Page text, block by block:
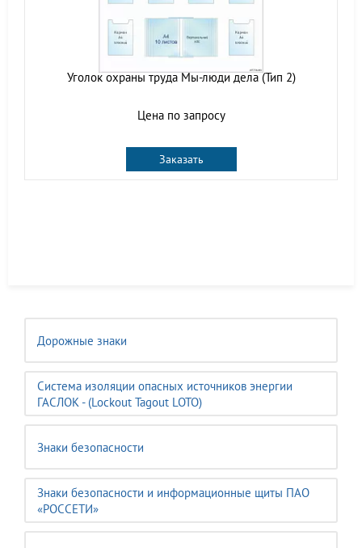
Дорожные знаки
Система изоляции опасных источников энергии
ГАСЛОК - (Lockout Tagout LOTO)
Знаки безопасности
Знаки безопасности и информационные щиты ПАО
«РОССЕТИ»
Уголок охраны труда Мы-люди дела (Тип 2)
Цена по запросу
Заказать